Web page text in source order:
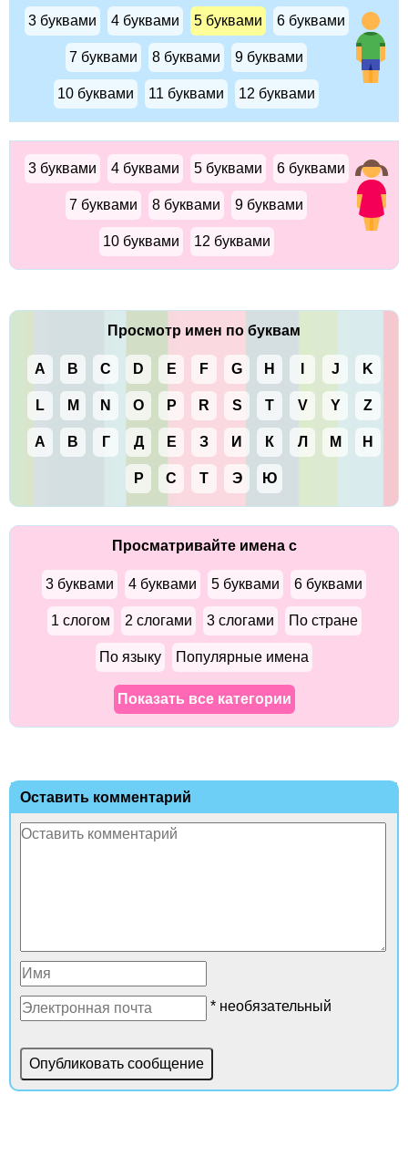
3 буквами 4 буквами 5 буквами 6 буквами
7 буквами 8 буквами 9 буквами
10 буквами 11 буквами 12 буквами
3 буквами 4 буквами 5 буквами 6 буквами
7 буквами 8 буквами 9 буквами
10 буквами 12 буквами
Просмотр имен по буквам
A B C D E F G H J K
L M N O P R S T V Y Z
А В Г Д Е З И К Л М Н
Р С Т Э Ю
Просматривайте имена с
3 буквами 4 буквами 5 буквами 6 буквами
1 слогом 2 слогами 3 слогами По стране
По языку Популярные имена
Показать все категории
Оставить комментарий
* необязательный